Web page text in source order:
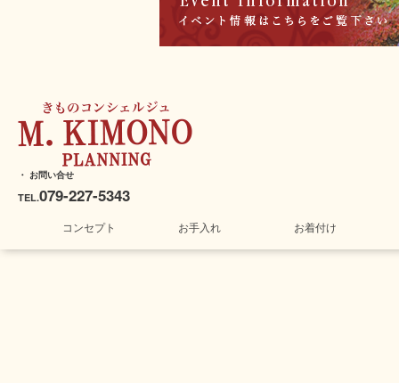
・ お問い合せ
TEL.079-227-5343
コンセプト お手入れ お着付け